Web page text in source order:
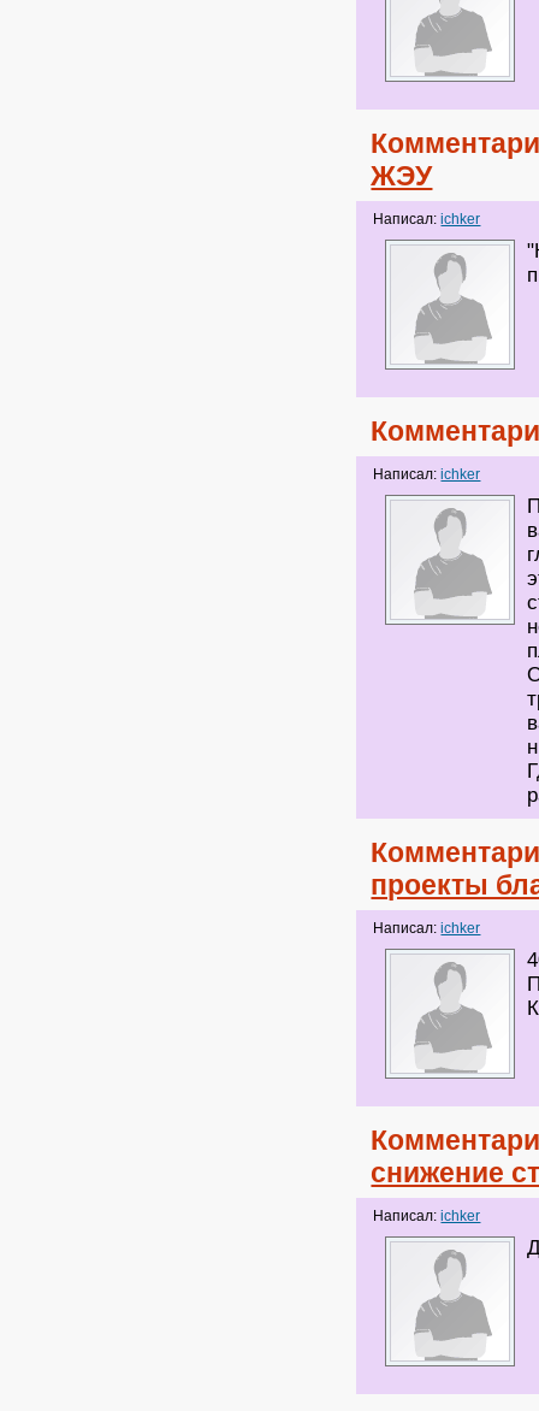
ЖЭУ
Написал:ichker
Написал:ichker
проекты
Написал:ichker
снижение
Написал:ichker